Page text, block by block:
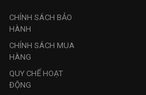
CHÍNH SÁCH BẢO
HÀNH
CHÍNH SÁCH MUA
HÀNG
QUY CHẾ HOẠT
ĐỘNG